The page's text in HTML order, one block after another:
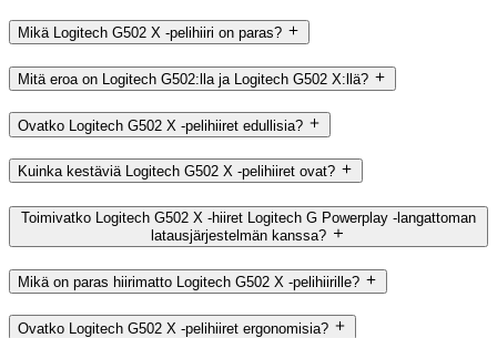
Mikä Logitech G502 X -pelihiiri on paras?
Mitä eroa on Logitech G502:lla ja Logitech G502 X:llä?
Ovatko Logitech G502 X -pelihiiret edullisia?
Kuinka kestäviä Logitech G502 X -pelihiiret ovat?
Toimivatko Logitech G502 X -hiiret Logitech G Powerplay -langattoman
latausjärjestelmän kanssa?
Mikä on paras hiirimatto Logitech G502 X -pelihiirille?
Ovatko Logitech G502 X -pelihiiret ergonomisia?